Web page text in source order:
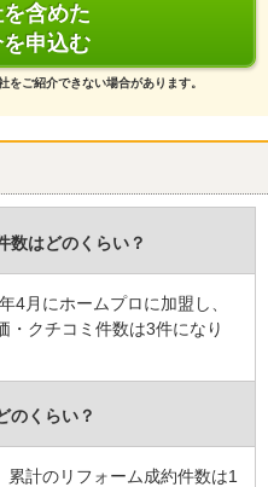
含めた
申込む
ご紹介できない場合があります。
数はどのくらい？
4月にホームプロに加盟し、
・クチコミ件数は3件になり
のくらい？
計のリフォーム成約件数は1